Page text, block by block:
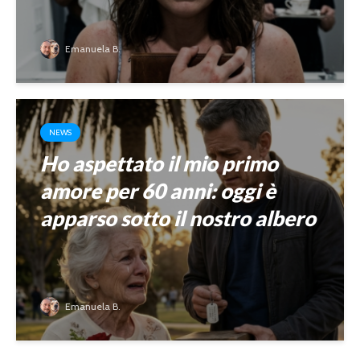
Emanuela B.
NEWS
Ho aspettato il mio primo
amore per 60 anni: oggi è
apparso sotto il nostro albero
Emanuela B.